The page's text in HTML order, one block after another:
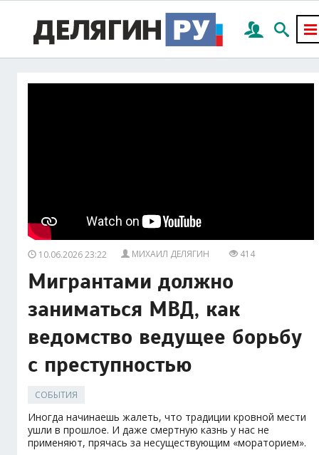
10.06.2026 23:22 МИХАИЛ ДЕЛЯГИН 414
Мигрантами должно
заниматься МВД, как
ведомство ведущее борьбу
с преступностью
СОБЫТИЯ
Иногда начинаешь жалеть, что традиции кровной мести
ушли в прошлое. И даже смертную казнь у нас не
применяют, прячась за несуществующим «мораторием».